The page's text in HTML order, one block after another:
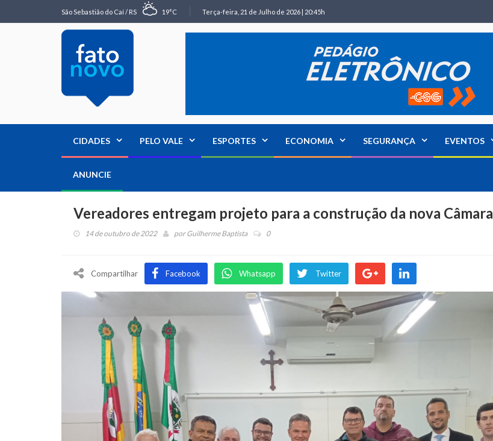
São Sebastião do Caí / RS 19°C Terça-feira, 21 de Julho de 2026 | 20:45h
CIDADES PELO VALE ESPORTES ECONOMIA SEGURANÇA EVENTOS
ANUNCIE
Vereadores entregam projeto para a construção da nova Câmara
14 de outubro de 2022 porGuilherme Baptista 0
Compartilhar Facebook Whatsapp Twitter